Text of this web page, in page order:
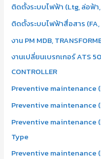
ติดตั้งระบบไฟฟ้า (Ltg, ล่อฟ้า
ติดตั้งระบบไฟฟ้าสื่อสาร (FA,
งาน PM MDB,
งานเปลี่ยนเบรกเกอร์ ATS
CONTROLLER
Preventive maintenance
Preventive maintenance
Preventive maintenance
Type
Preventive maintenance